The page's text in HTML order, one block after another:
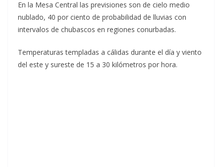
En la Mesa Central las previsiones son de cielo medio
nublado, 40 por ciento de probabilidad de lluvias con
intervalos de chubascos en regiones conurbadas.
Temperaturas templadas a cálidas durante el día y viento
del este y sureste de 15 a 30 kilómetros por hora.